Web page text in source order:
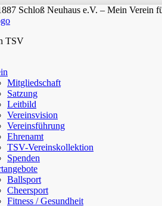
Schloß Neuhaus e.V. – Mein Verein
TSV
Mitgliedschaft
Satzung
Leitbild
Vereinsvision
Vereinsführung
Ehrenamt
TSV-Vereinskollektion
Spenden
Ballsport
Cheersport
Fitness / Gesundheit